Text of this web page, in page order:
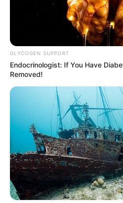
GLYCOGEN SUPPORT
Endocrinologist: If You Have
Removed!